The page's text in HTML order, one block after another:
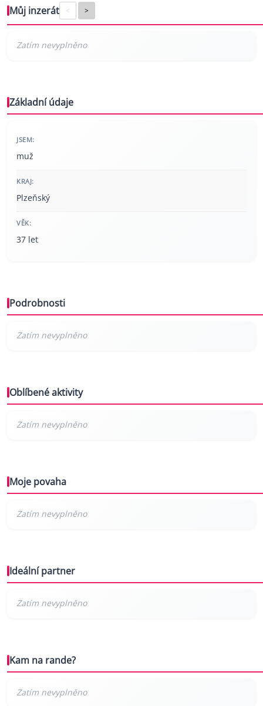
Můj inzerát < >
Základní údaje
JSEM:
muž
KRAJ:
Plzeňský
VĚK:
37 let
Podrobnosti
Oblíbené aktivity
Moje povaha
Ideální partner
Kam na rande?